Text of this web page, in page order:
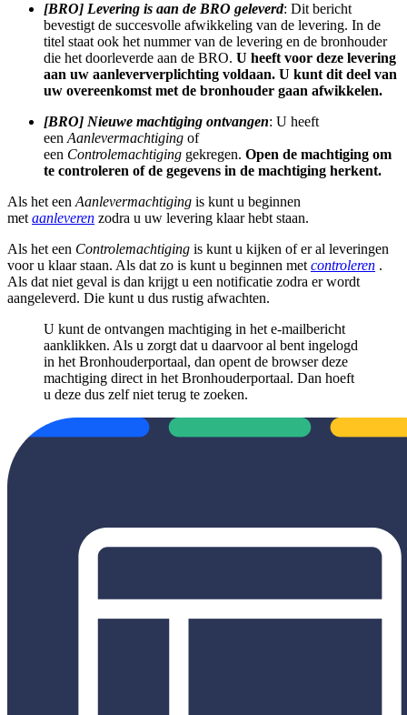
[BRO] Levering is aan de BRO geleverd: Dit bericht
bevestigt de succesvolle afwikkeling van de levering. In de
titel staat ook het nummer van de levering en de bronhouder
die het doorleverde aan de BRO. U heeft voor deze levering
aan uw aanleververplichting voldaan. U kunt dit deel van
uw overeenkomst met de bronhouder gaan afwikkelen.
[BRO] Nieuwe machtiging ontvangen: U heeft
eenAanlevermachtiging of
een Controlemachtiging gekregen. Open de machtiging om
te controleren of de gegevens in de machtiging herkent.
Als het eenAanlevermachtiging is kunt u beginnen
metaanleveren zodra u uw levering klaar hebt staan.
Als het een Controlemachtiging is kunt u kijken of er al leveringen
voor u klaar staan. Als dat zo is kunt u beginnen metcontroleren .
Als dat niet geval is dan krijgt u een notificatie zodra er wordt
aangeleverd. Die kunt u dus rustig afwachten.
U kunt de ontvangen machtiging in het e-mailbericht
aanklikken. Als u zorgt dat u daarvoor al bent ingelogd
in het Bronhouderportaal, dan opent de browser deze
machtiging direct in het Bronhouderportaal. Dan hoeft
u deze dus zelf niet terug te zoeken.